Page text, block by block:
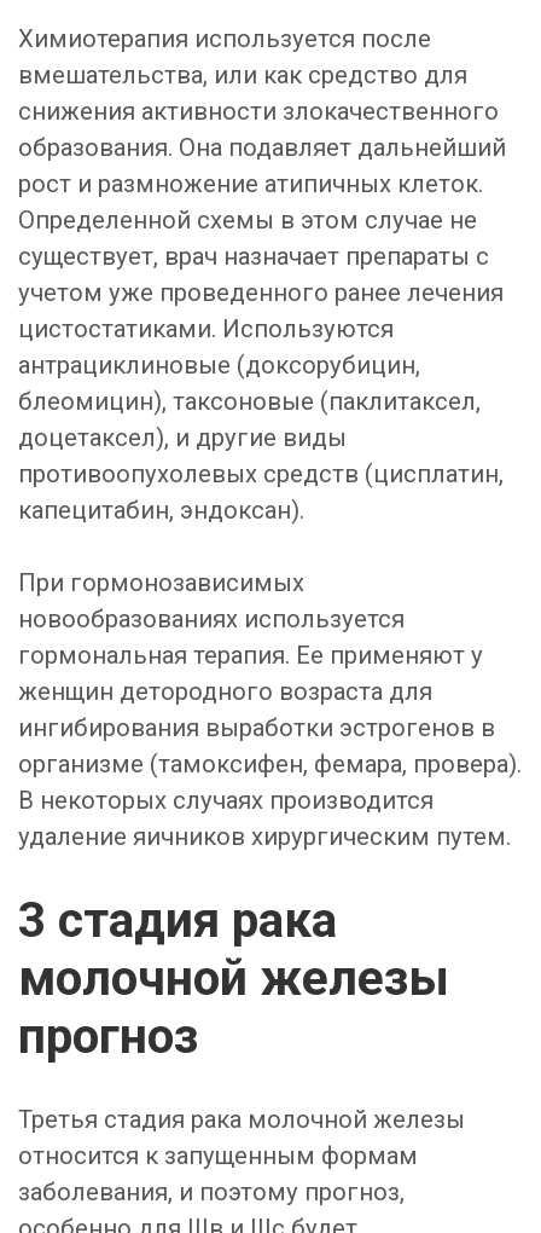
Химиотерапия используется после
вмешательства, или как средство для
снижения активности злокачественного
образования. Она подавляет дальнейший
рост и размножение атипичных клеток.
Определенной схемы в этом случае не
существует, врач назначает препараты с
учетом уже проведенного ранее лечения
цистостатиками. Используются
антрациклиновые (доксорубицин,
блеомицин), таксоновые (паклитаксел,
доцетаксел), и другие виды
противоопухолевых средств (цисплатин,
капецитабин, эндоксан).
При гормонозависимых
новообразованиях используется
гормональная терапия. Ее применяют у
женщин детородного возраста для
ингибирования выработки эстрогенов в
организме (тамоксифен, фемара, провера).
В некоторых случаях производится
удаление яичников хирургическим путем.
3 стадия рака
молочной железы
прогноз
Третья стадия рака молочной железы
относится к запущенным формам
заболевания, и поэтому прогноз,